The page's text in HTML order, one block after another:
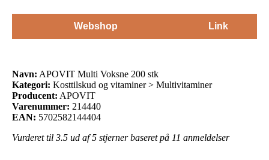
Webshop Link
Navn: APOVIT Multi Voksne 200 stk
Kategori: Kosttilskud og vitaminer > Multivitaminer
Producent: APOVIT
Varenummer: 214440
EAN: 5702582144404
Vurderet til 3.5 ud af 5 stjerner baseret på 11 anmeldelser